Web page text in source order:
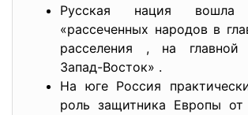
Русская нация
«рассеченных народов в
расселения , на главной
Запад-Восток» .
На юге Россия
роль защитника Европы от